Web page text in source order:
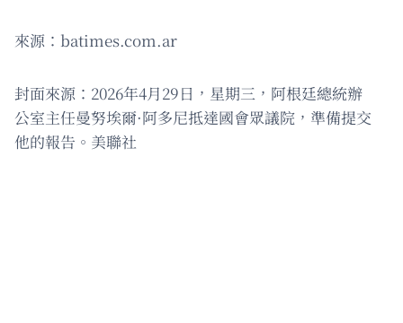
來源：batimes.com.ar
封面來源：2026年4月29日，星期三，阿根廷總統辦
公室主任曼努埃爾·阿多尼抵達國會眾議院，準備提交
他的報告。美聯社